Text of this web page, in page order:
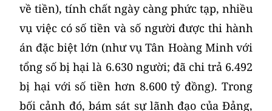
về tiền), tính chất ngày càng phức tạp, nhiều
vụ việc có số tiền và số người được thi hành
án đặc biệt lớn (như vụ Tân Hoàng Minh với
tổng số bị hại là 6.630 người; đã chi trả 6.492
bị hại với số tiền hơn 8.600 tỷ đồng). Trong
bối cảnh đó, bám sát sự lãnh đạo của Đảng,